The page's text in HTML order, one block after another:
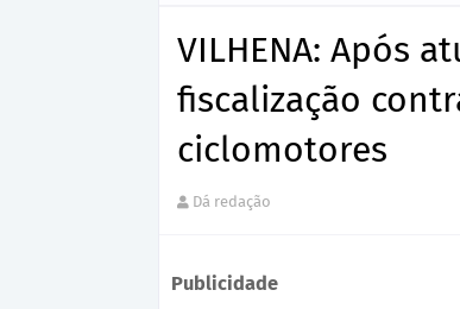
VILHENA: Após
fiscalização
ciclomotores
Dá redação
Publicidade